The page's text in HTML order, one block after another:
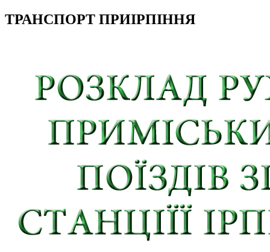
ТРАНСПОРТ ПРИІРПІННЯ